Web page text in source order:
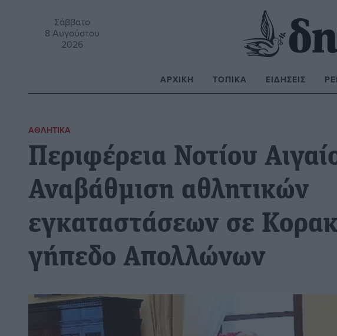
Σάββατο
8 Αυγούστου
2026
ΑΡΧΙΚΉ ΤΟΠΙΚΆ ΕΙΔΉΣΕΙΣ
ΑΘΛΗΤΙΚΆ
Περιφέρεια Νοτίου
Αναβάθμιση αθλητικών
εγκαταστάσεων σε
γήπεδο Απολλώνων